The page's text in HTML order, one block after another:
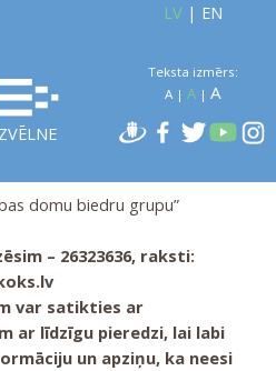
LV| EN
Teksta izmērs:
A| A| A
domu biedru grupu”
– 26323636, raksti:
var satikties ar
ar līdzīgu pieredzi, lai labi
un apziņu, ka neesi